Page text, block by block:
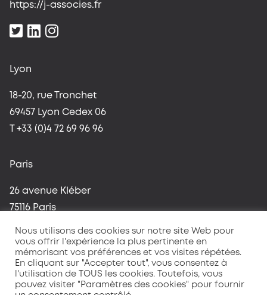
https://j-associes.fr
Lyon
18-20, rue Tronchet
69457 Lyon Cedex 06
T +33 (0)4 72 69 96 96
Paris
26 avenue Kléber
75116 Paris
Nous utilisons des cookies sur notre site Web pour
vous offrir l'expérience la plus pertinente en
mémorisant vos préférences et vos visites répétées.
En cliquant sur "Accepter tout", vous consentez à
l'utilisation de TOUS les cookies. Toutefois, vous
pouvez visiter "Paramètres des cookies" pour fournir